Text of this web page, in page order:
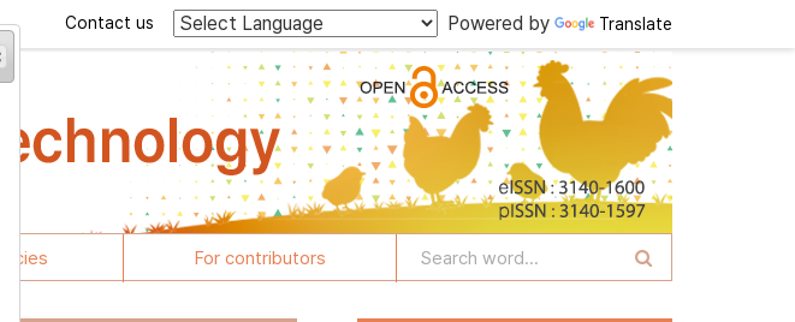
Powered by Translate
Contact us
For contributors